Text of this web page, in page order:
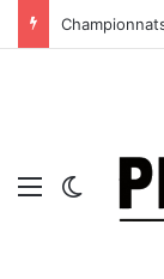
Menu Switch